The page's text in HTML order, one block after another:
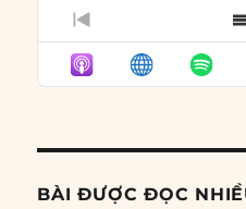
PREVIOUS
EPISODE
BÀI ĐƯỢC ĐỌC